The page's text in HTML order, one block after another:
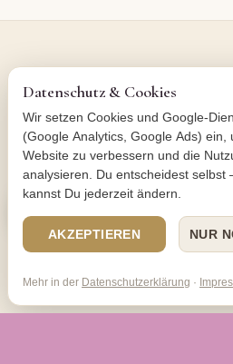
Datenschutz & Cookies
Wir setzen Cookies und Google-
(Google Analytics, Google Ads) ein,
Website zu verbessern und die
analysieren. Du entscheidest selbst
kannst Du jederzeit ändern.
AKZEPTIEREN NUR
Mehr in der Datenschutzerklärung ·